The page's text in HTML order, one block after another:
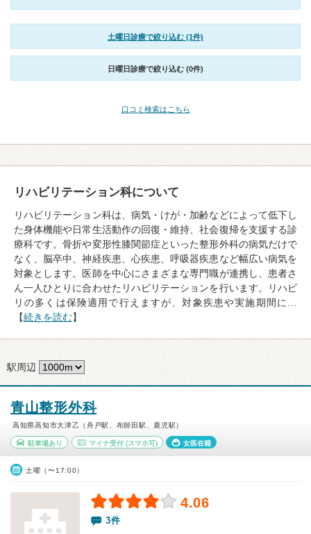
土曜日診療で絞り込む (1件)
日曜日診療で絞り込む (0件)
口コミ検索はこちら
リハビリテーション科について
リハビリテーション科は、病気・けが・加齢などによって低下し
た身体機能や日常生活動作の回復・維持、社会復帰を支援する診
療科です。骨折や変形性膝関節症といった整形外科の病気だけで
なく、脳卒中、神経疾患、心疾患、呼吸器疾患など幅広い病気を
対象とします。医師を中心にさまざまな専門職が連携し、患者さ
ん一人ひとりに合わせたリハビリテーションを行います。リハビ
リの多くは保険適用で行えますが、対象疾患や実施期間に…
【続きを読む】
駅周辺
青山整形外科
高知県高知市大津乙（舟戸駅、布師田駅、鹿児駅）
駐車場あり マイナ受付(スマホ可) 女医在籍
土曜（〜17:00）
4.06
3件